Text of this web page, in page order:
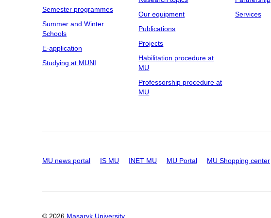
Semester programmes
Summer and Winter
Schools
E-application
Studying at MUNI
Our equipment
Publications
Projects
Habilitation procedure at
MU
Professorship procedure at
MU
Services
MU news portal IS MU INET MU MU Portal MU Shopping center
© 2026 Masaryk University